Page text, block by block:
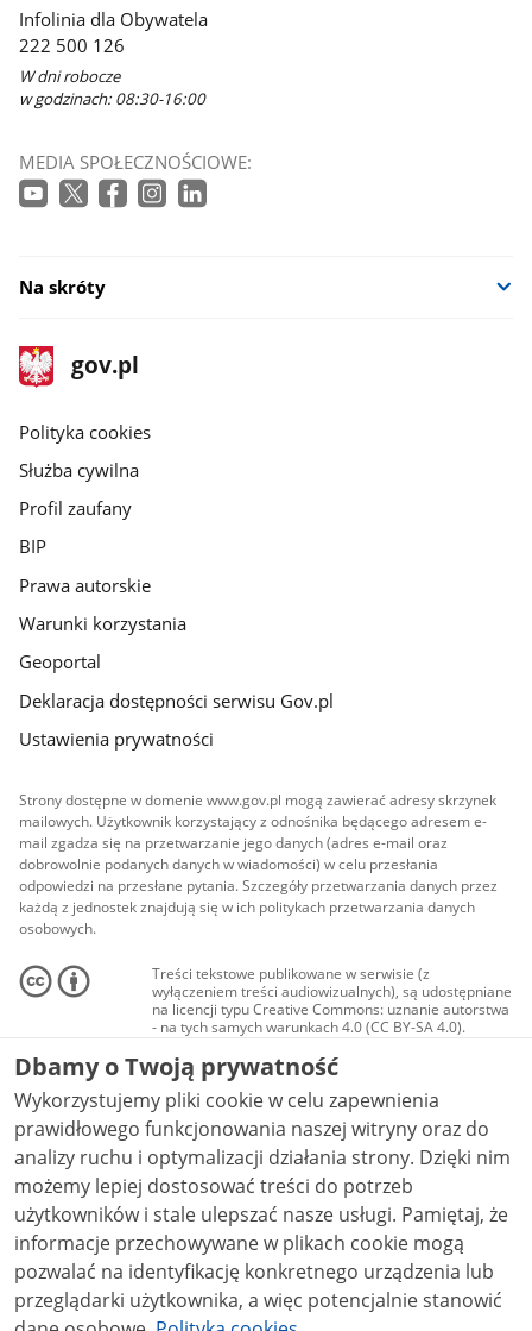
Infolinia dla Obywatela
222 500 126
W dni robocze
w godzinach: 08:30-16:00
MEDIA SPOŁECZNOŚCIOWE:
Na skróty
stopka
gov.pl
Strona
gov.pl
gov.pl
Polityka cookies
Służba cywilna
Profil zaufany
BIP
Prawa autorskie
Warunki korzystania
Geoportal
Deklaracja dostępności serwisu Gov.pl
Ustawienia prywatności
Strony dostępne w domenie www.gov.pl mogą zawierać adresy skrzynek
mailowych. Użytkownik korzystający z odnośnika będącego adresem e-
mail zgadza się na przetwarzanie jego danych (adres e-mail oraz
dobrowolnie podanych danych w wiadomości) w celu przesłania
odpowiedzi na przesłane pytania. Szczegóły przetwarzania danych przez
każdą z jednostek znajdują się w ich politykach przetwarzania danych
osobowych.
Treści tekstowe publikowane w serwisie (z
wyłączeniem treści audiowizualnych), są udostępniane
na licencji typu Creative Commons: uznanie autorstwa
- na tych samych warunkach 4.0 (CC BY-SA 4.0).
Materiały audiowizualne, w tym zdjęcia, materiały
audio i wideo, są udostępniane na licencji typu
Creative Commons: uznanie autorstwa użycie
niekomercyjne - bez utworów zależnych 4.0 (CC BY-
NC-ND 4.0), o ile nie jest to stwierdzone inaczej.
Dbamy o Twoją prywatność
Wykorzystujemy pliki cookie w celu zapewnienia
prawidłowego funkcjonowania naszej witryny oraz do
analizy ruchu i optymalizacji działania strony. Dzięki nim
możemy lepiej dostosować treści do potrzeb
użytkowników i stale ulepszać nasze usługi. Pamiętaj, że
informacje przechowywane w plikach cookie mogą
pozwalać na identyfikację konkretnego urządzenia lub
przeglądarki użytkownika, a więc potencjalnie stanowić